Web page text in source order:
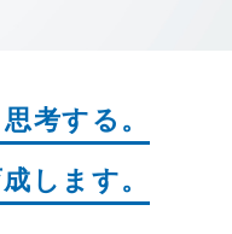
考する。
します。